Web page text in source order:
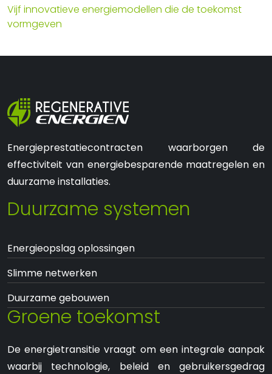
Vijf innovatieve energiemodellen die de toekomst
vormgeven
Energieprestatiecontracten waarborgen de
effectiviteit van energiebesparende maatregelen en
duurzame installaties.
Duurzame systemen
Energieopslag oplossingen
Slimme netwerken
Duurzame gebouwen
Groene toekomst
De energietransitie vraagt om een integrale aanpak
waarbij technologie, beleid en gebruikersgedrag